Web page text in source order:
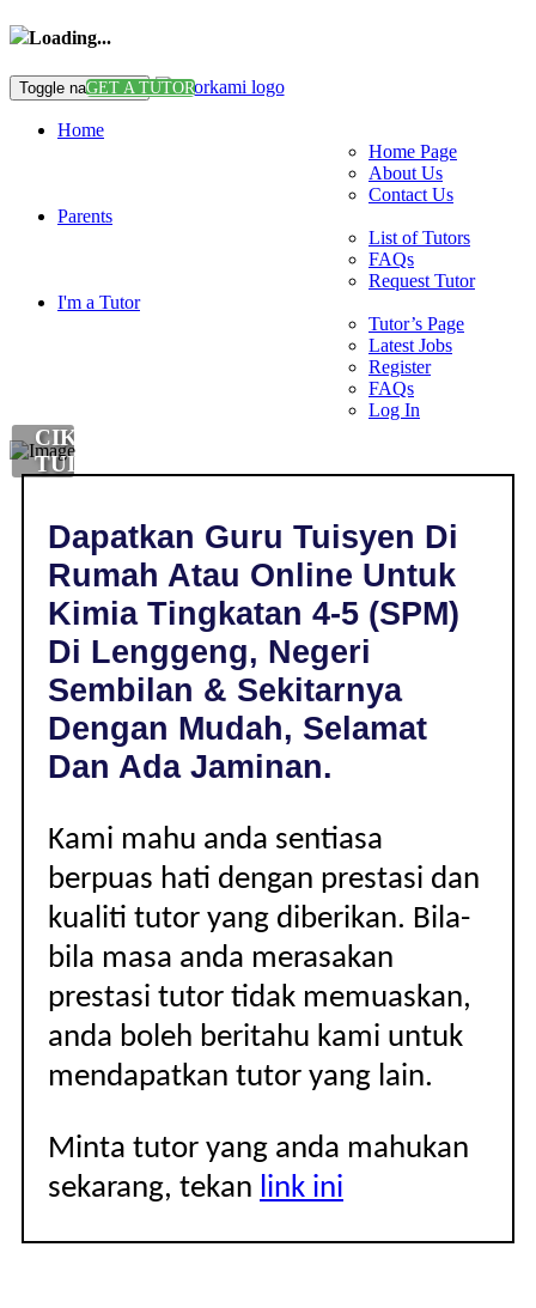
Loading...
Toggle navigationGET A TUTOR
Home
Home Page
About Us
Contact Us
Parents
List of Tutors
FAQs
Request Tutor
I'm a Tutor
Tutor’s Page
Latest Jobs
Register
FAQs
Log In
CIKGU
TUISYEN
LENGGENG,
NEGERI
SEMBILAN
TINGKATAN
4-
(SPM)
Dapatkan Guru Tuisyen Di
Rumah Atau Online Untuk
Kimia Tingkatan 4-5 (SPM)
Di Lenggeng, Negeri
Sembilan & Sekitarnya
Dengan Mudah, Selamat
Dan Ada Jaminan.
Kami mahu anda sentiasa
berpuas hati dengan prestasi dan
kualiti tutor yang diberikan. Bila-
bila masa anda merasakan
prestasi tutor tidak memuaskan,
anda boleh beritahu kami untuk
mendapatkan tutor yang lain.
Minta tutor yang anda mahukan
sekarang, tekan link ini